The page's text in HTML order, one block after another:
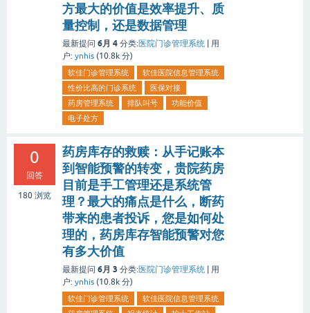
方最大的价值是效率提升、质
量控制，还是数据管理
最新提问 6月 4 分类:医院门诊管理系统
用
户: ynhis (10.8k 分)
软佳门诊管理系统
软佳医院信息管理系统
性价比高的门诊系统
医保对接
药房管理系统
排队叫号
功能价值
电子处方
0
回答
180 浏览
药房库存的救赎：从手记账本
到智能预警的转变，贵院药房
目前是手工管理还是系统管
理？最大的痛点是什么，断药
带来的患者投诉，您是如何处
理的，药房库存智能预警对您
有多大价值
最新提问 6月 3 分类:医院门诊管理系统
用
户: ynhis (10.8k 分)
软佳门诊管理系统
软佳医院信息管理系统